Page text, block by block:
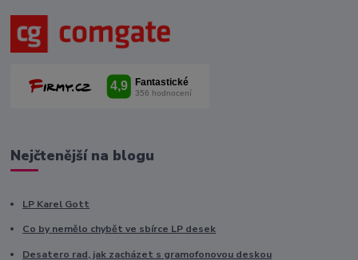
Nejčtenější na blogu
LP Karel Gott
Co by nemělo chybět ve sbírce LP desek
Desatero rad, jak zacházet s gramofonovou deskou